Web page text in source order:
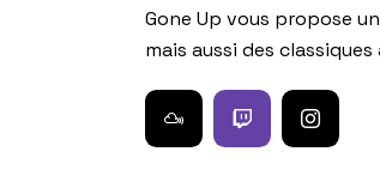
Gone Up vous propose
mais aussi des